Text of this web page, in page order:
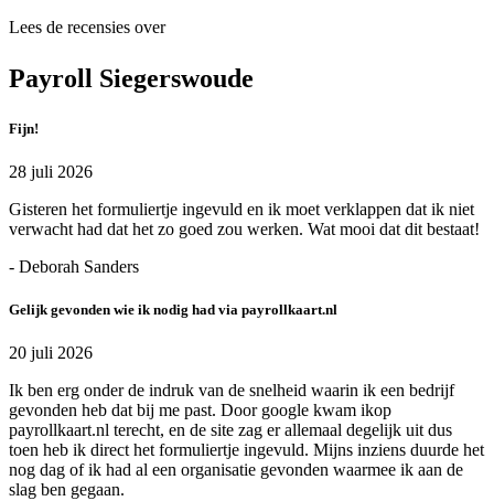
Lees de recensies over
Payroll Siegerswoude
Fijn!
28 juli 2026
Gisteren het formuliertje ingevuld en ik moet verklappen dat ik niet
verwacht had dat het zo goed zou werken. Wat mooi dat dit bestaat!
- Deborah Sanders
Gelijk gevonden wie ik nodig had via payrollkaart.nl
20 juli 2026
Ik ben erg onder de indruk van de snelheid waarin ik een bedrijf
gevonden heb dat bij me past. Door google kwam ikop
payrollkaart.nl terecht, en de site zag er allemaal degelijk uit dus
toen heb ik direct het formuliertje ingevuld. Mijns inziens duurde het
nog dag of ik had al een organisatie gevonden waarmee ik aan de
slag ben gegaan.